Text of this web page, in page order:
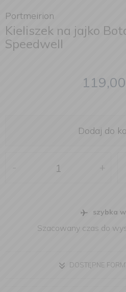
Portmeirion
Kieliszek na jajko
Speedwell
119,00
Dodaj do
+
szybka
Szacowany czas do
DOSTĘPNE